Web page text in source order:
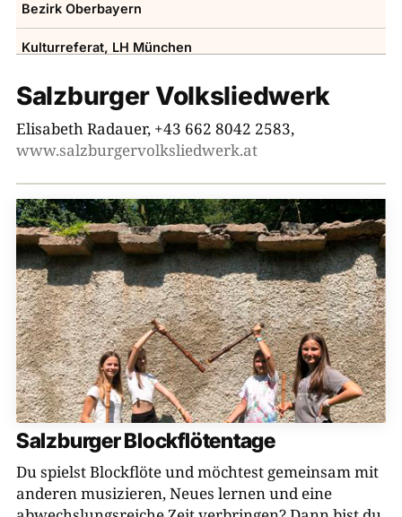
Bezirk Oberbayern
Kulturreferat, LH ­München
Volksmusikakademie in Bayern
Münchner Kreis
Volkslied und Volksmusik e.V.
Tiroler Volksmusikverein
Bezirk Niederbayern, Kulturreferat
Haus der Volksmusik
Salzburger Volksliedwerk
Bezirk Schwaben
Brettl-Spitzen
Bezirk Oberpfalz
Brettl-Spitzen LIVE
BR Heimat
Salzburger Volksliedwerk
Elisabeth Radauer, +43 662 8042 2583,
www.salzburgervolksliedwerk.at
Salzburger Blockflötentage
Du spielst Blockflöte und möchtest gemeinsam mit
anderen musizieren, Neues lernen und eine